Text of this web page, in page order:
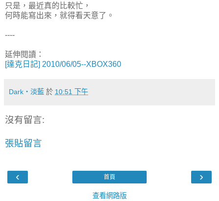
只是，最近真的比較忙，
何時能寫出來，就得看天意了。
----
延伸閱讀：
[達克日記] 2010/06/05--XBOX360
Dark‧淡藍 於 10:51 下午
沒有留言:
張貼留言
‹ ›
首頁
查看網路版